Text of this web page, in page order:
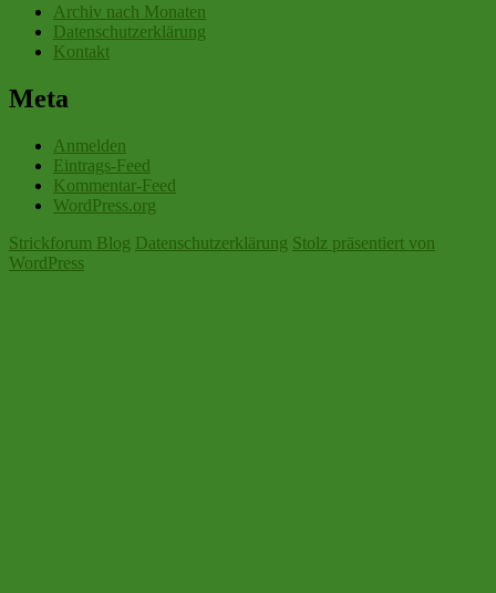
Archiv nach Monaten
Datenschutzerklärung
Kontakt
Meta
Anmelden
Eintrags-Feed
Kommentar-Feed
WordPress.org
Strickforum Blog Datenschutzerklärung Stolz präsentiert von
WordPress